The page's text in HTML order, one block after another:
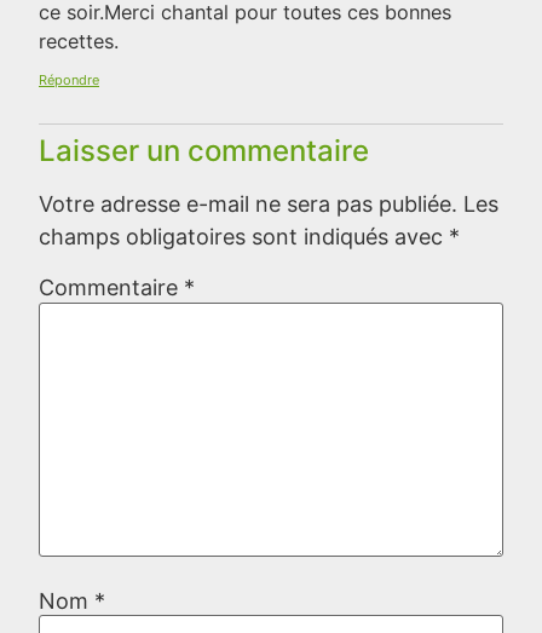
ce soir.Merci chantal pour toutes ces bonnes
recettes.
Répondre
Laisser un commentaire
Votre adresse e-mail ne sera pas publiée. Les
champs obligatoires sont indiqués avec *
Commentaire *
Nom *